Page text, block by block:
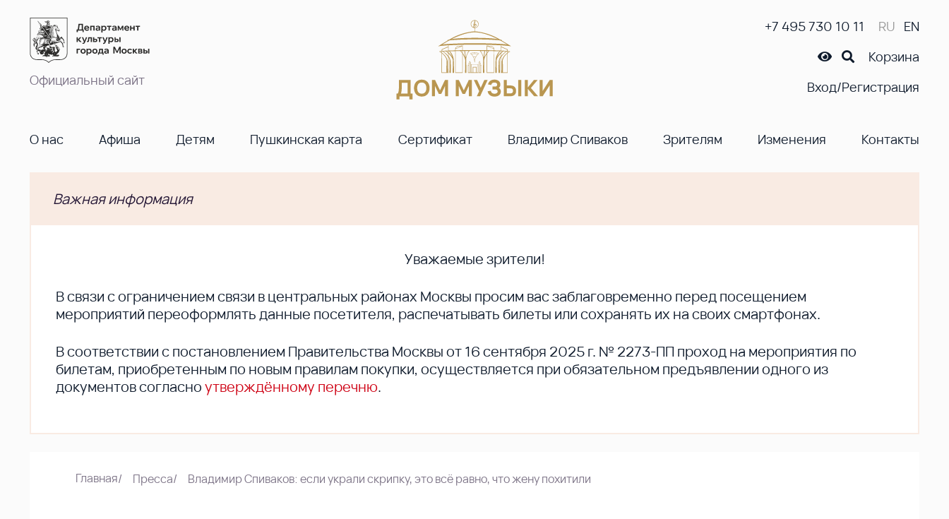
Официальный сайт
+7 495 730 10 11 RU EN
Корзина
Вход/Регистрация
О нас Афиша Детям Пушкинская карта Сертификат Владимир Спиваков Зрителям Изменения Контакты
Важная информация
Уважаемые зрители!
В cвязи с ограничением связи в центральных районах Москвы просим вас заблаговременно перед посещением
мероприятий переоформлять данные посетителя, распечатывать билеты или сохранять их на своих смартфонах.
В соответствии с постановлением Правительства Москвы от 16 сентября 2025 г. № 2273-ПП проход на мероприятия по
билетам, приобретенным по новым правилам покупки, осуществляется при обязательном предъявлении одного из
документов согласноутверждённому перечню.
Главная/ Пресса/ Владимир Спиваков: если украли скрипку, это всё равно, что жену похитили